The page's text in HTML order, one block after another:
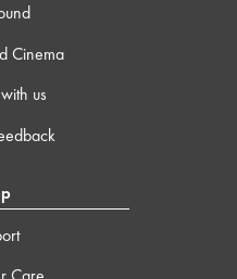
Cinema
us